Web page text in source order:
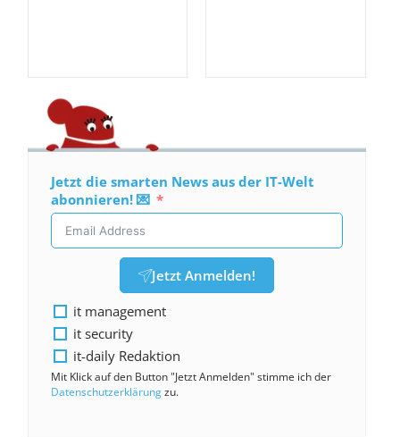
Jetzt die smarten News aus der IT-Welt
abonnieren! 💌
Jetzt Anmelden!
it management
it security
it-daily Redaktion
Mit Klick auf den Button "Jetzt Anmelden" stimme ich der
Datenschutzerklärungzu.